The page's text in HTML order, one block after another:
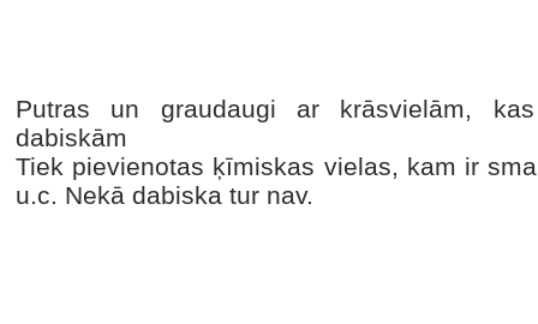
Putras un graudaugi ar krāsvielām,
dabiskām
Tiek pievienotas ķīmiskas vielas, kam ir
u.c. Nekā dabiska tur nav.